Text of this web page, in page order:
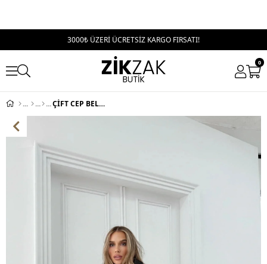
3000₺ ÜZERİ ÜCRETSİZ KARGO FIRSATI!
0
ÇİFT CEP BEL BAĞCIKLI ARA BOY CEKET SİYAH 2036 (CITCITSIZ)